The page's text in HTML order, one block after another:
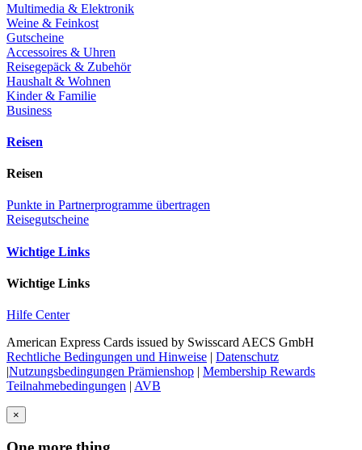
Multimedia & Elektronik
Weine & Feinkost
Gutscheine
Accessoires & Uhren
Reisegepäck & Zubehör
Haushalt & Wohnen
Kinder & Familie
Business
Reisen
Reisen
Punkte in Partnerprogramme übertragen
Reisegutscheine
Wichtige Links
Wichtige Links
Hilfe Center
American Express Cards issued by Swisscard AECS GmbH
Rechtliche Bedingungen und Hinweise | Datenschutz
|Nutzungsbedingungen Prämienshop | Membership Rewards
Teilnahmebedingungen | AVB
×